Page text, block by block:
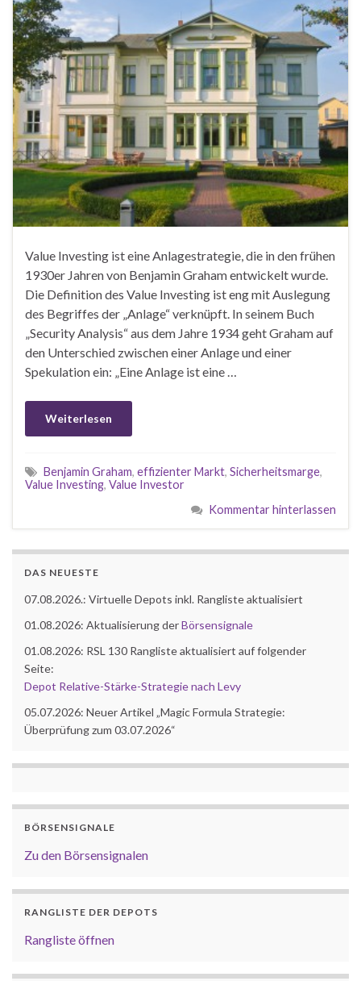
Value Investing ist eine Anlagestrategie, die in den frühen
1930er Jahren von Benjamin Graham entwickelt wurde.
Die Definition des Value Investing ist eng mit Auslegung
des Begriffes der „Anlage“ verknüpft. In seinem Buch
„Security Analysis“ aus dem Jahre 1934 geht Graham auf
den Unterschied zwischen einer Anlage und einer
Spekulation ein: „Eine Anlage ist eine …
Weiterlesen
Benjamin Graham, effizienter Markt, Sicherheitsmarge,
Value Investing, Value Investor
Kommentar hinterlassen
DAS NEUESTE
07.08.2026.: Virtuelle Depots inkl. Rangliste aktualisiert
01.08.2026: Aktualisierung derBörsensignale
01.08.2026: RSL 130 Rangliste aktualisiert auf folgender
Seite:
Depot Relative-Stärke-Strategie nach Levy
05.07.2026: Neuer Artikel „Magic Formula Strategie:
Überprüfung zum 03.07.2026“
BÖRSENSIGNALE
Zu den Börsensignalen
RANGLISTE DER DEPOTS
Rangliste öffnen